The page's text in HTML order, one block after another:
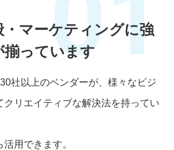
マーケティングに強
揃っています
社以上のベンダーが、様々なビジ
クリエイティブな解決法を持ってい
用できます。